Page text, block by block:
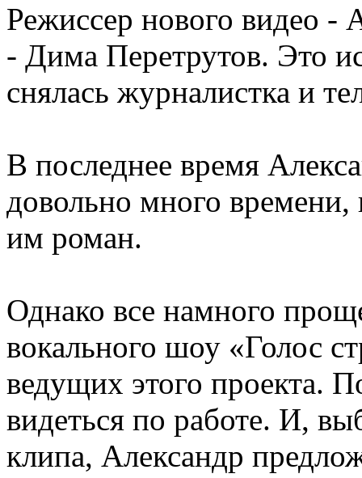
Режиссер нового видео -
- Дима Перетрутов. Это
снялась журналистка и
В последнее время
довольно много
им роман.
Однако все намного
вокального шоу «Голос
ведущих этого проекта.
видеться по работе. И,
клипа, Александр